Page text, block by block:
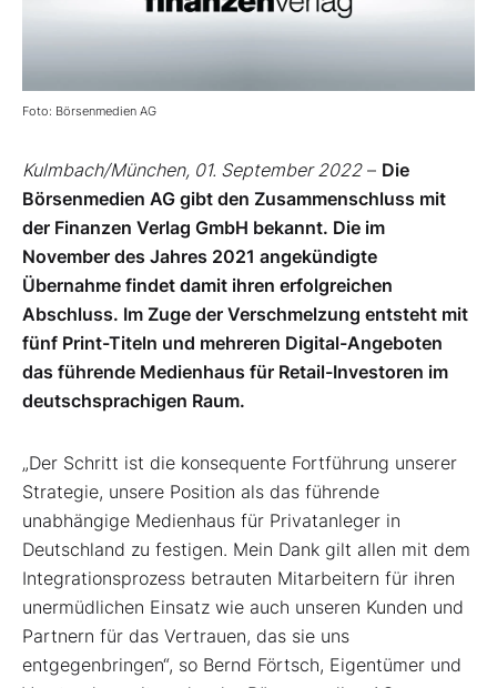
Foto: Börsenmedien AG
Kulmbach/München, 01. September 2022– Die
Börsenmedien AG gibt den Zusammenschluss mit
der Finanzen Verlag GmbH bekannt. Die im
November des Jahres 2021 angekündigte
Übernahme findet damit ihren erfolgreichen
Abschluss. Im Zuge der Verschmelzung entsteht mit
fünf Print-Titeln und mehreren Digital-Angeboten
das führende Medienhaus für Retail-Investoren im
deutschsprachigen Raum.
„Der Schritt ist die konsequente Fortführung unserer
Strategie, unsere Position als das führende
unabhängige Medienhaus für Privatanleger in
Deutschland zu festigen. Mein Dank gilt allen mit dem
Integrationsprozess betrauten Mitarbeitern für ihren
unermüdlichen Einsatz wie auch unseren Kunden und
Partnern für das Vertrauen, das sie uns
entgegenbringen“, so Bernd Förtsch, Eigentümer und